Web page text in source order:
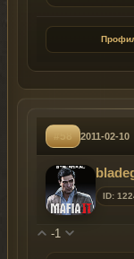
#58 2011-02-10
ID:
-1